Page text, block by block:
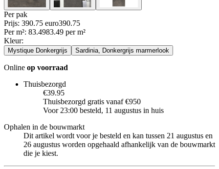
Per pak
Prijs: 390.75 euro390.75
Per m²: 83.4983.49 per m²
Kleur:
Mystique Donkergrijs Sardinia, Donkergrijs marmerlook
Online op voorraad
Thuisbezorgd
€39.95
Thuisbezorgd gratis vanaf €950
Voor 23:00 besteld, 11 augustus in huis
Ophalen in de bouwmarkt
Dit artikel wordt voor je besteld en kan tussen 21 augustus en
26 augustus worden opgehaald afhankelijk van de bouwmarkt
die je kiest.